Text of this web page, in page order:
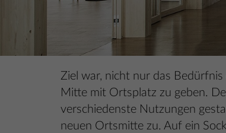
Ziel war, nicht nur das
Mitte mit Ortsplatz zu geben.
verschiedenste Nutzungen
neuen Ortsmitte zu. Auf ein